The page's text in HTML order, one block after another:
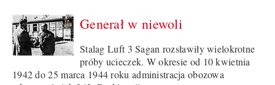
Generał w niewoli
Stalag Luft 3 Sagan rozsławiły wielokrotne
próby ucieczek. W okresie od 10 kwietnia
1942 do 25 marca 1944 roku administracja obozowa